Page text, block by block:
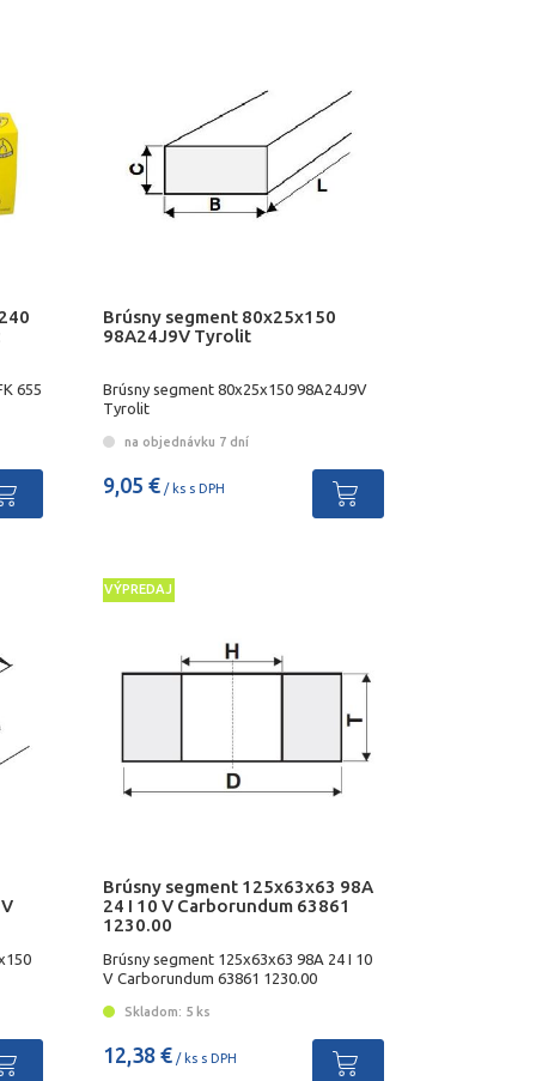
655
Brúsny segment 80x25x150
98A24J9V Tyrolit
Brúsny segment 80x25x150 98A24J9V
Tyrolit
na objednávku 7 dní
9,05 €/ ks s DPH
VÝPREDAJ
Brúsny segment 125x63x63 98A
24 I 10 V Carborundum 63861
1230.00
Brúsny segment 125x63x63 98A 24 I 10
V Carborundum 63861 1230.00
Skladom: 5 ks
12,38 €/ ks s DPH